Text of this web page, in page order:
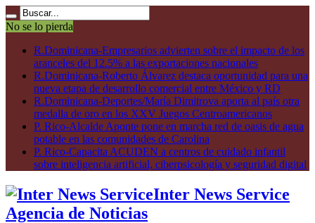
No se lo pierda
R.Dominicana-Empresarios advierten sobre el impacto de los
aranceles del 12.5% a las exportaciones nacionales
R.Dominicana-Roberto Álvarez destaca oportunidad para una
nueva etapa de desarrollo comercial entre México y RD
R.Dominicana-Deportes/María Dimitrova aporta al país otra
medalla de oro en los XXV Juegos Centroamericanos
P. Rico-Alcalde Aponte pone en marcha red de oasis de agua
potable en las comunidades de Carolina
P. Rico-Capacita ACUDEN a centros de cuidado infantil
sobre inteligencia artificial, ciberpsicología y seguridad digital
Inter News Service
Agencia de Noticias